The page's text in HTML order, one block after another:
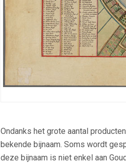
Ondanks het grote aantal
bekende bijnaam. Soms wordt
deze bijnaam is niet enkel aan